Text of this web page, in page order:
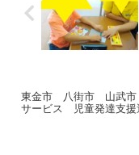
東金市 八街市 山武市
サービス 児童発達支援